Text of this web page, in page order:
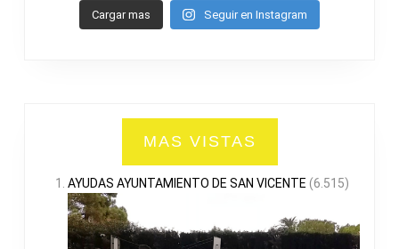
Cargar mas Seguir en Instagram
MAS VISTAS
AYUDAS AYUNTAMIENTO DE SAN VICENTE (6.515)